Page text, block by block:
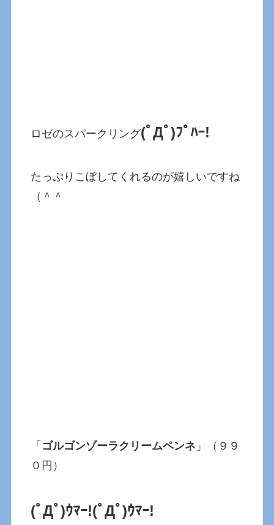
ロゼのスパークリング(ﾟДﾟ)ﾌﾟﾊｰ!
たっぷりこぼしてくれるのが嬉しいですね
（＾＾
「 ゴルゴンゾーラクリームペンネ 」（９９
０円）
(ﾟДﾟ)ｳﾏｰ!(ﾟДﾟ)ｳﾏｰ!